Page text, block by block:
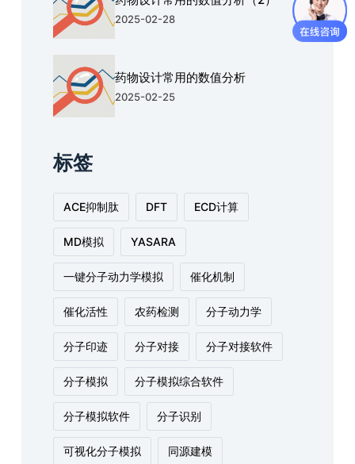
2025-02-28
药物设计常用的数值分析
2025-02-25
标签
ACE抑制肽 DFT ECD计算
MD模拟 YASARA
一键分子动力学模拟 催化机制
催化活性 农药检测 分子动力学
分子印迹 分子对接 分子对接软件
分子模拟 分子模拟综合软件
分子模拟软件 分子识别
可视化分子模拟 同源建模